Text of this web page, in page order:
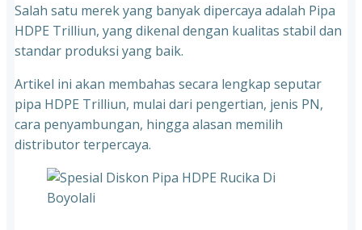
Salah satu merek yang banyak dipercaya adalah Pipa
HDPE Trilliun, yang dikenal dengan kualitas stabil dan
standar produksi yang baik.
Artikel ini akan membahas secara lengkap seputar
pipa HDPE Trilliun, mulai dari pengertian, jenis PN,
cara penyambungan, hingga alasan memilih
distributor terpercaya.